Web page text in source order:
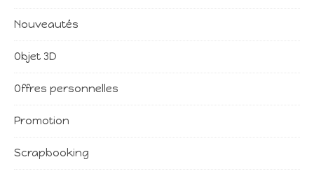
Nouveautés
Objet 3D
Offres personnelles
Promotion
Scrapbooking